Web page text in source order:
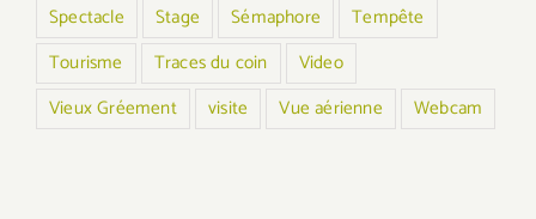
Spectacle
Stage Sémaphore
Tempête
Tourisme
Traces du coin
Video
Vieux Gréement
visite Vue aérienne Webcam